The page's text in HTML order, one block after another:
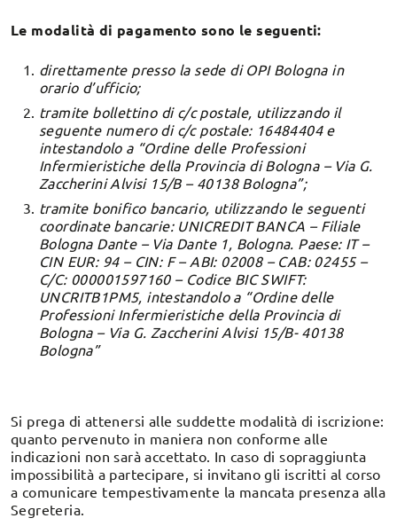
Le modalità di pagamento sono le seguenti:
direttamente presso la sede di OPI Bologna in
orario d’ufficio;
tramite bollettino di c/c postale, utilizzando il
seguente numero di c/c postale: 16484404 e
intestandolo a “Ordine delle Professioni
Infermieristiche della Provincia di Bologna – Via G.
Zaccherini Alvisi 15/B – 40138 Bologna”;
tramite bonifico bancario, utilizzando le seguenti
coordinate bancarie: UNICREDIT BANCA – Filiale
Bologna Dante – Via Dante 1, Bologna. Paese: IT –
CIN EUR: 94 – CIN: F – ABI: 02008 – CAB: 02455 –
C/C: 000001597160 – Codice BIC SWIFT:
UNCRITB1PM5, intestandolo a “Ordine delle
Professioni Infermieristiche della Provincia di
Bologna – Via G. Zaccherini Alvisi 15/B- 40138
Bologna”
Si prega di attenersi alle suddette modalità di iscrizione:
quanto pervenuto in maniera non conforme alle
indicazioni non sarà accettato. In caso di sopraggiunta
impossibilità a partecipare, si invitano gli iscritti al corso
a comunicare tempestivamente la mancata presenza alla
Segreteria.